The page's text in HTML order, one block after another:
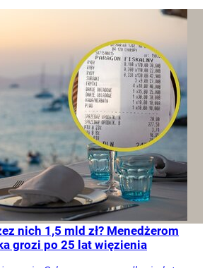
nich 1,5 mld zł? Menedżerom
grozi po 25 lat więzienia